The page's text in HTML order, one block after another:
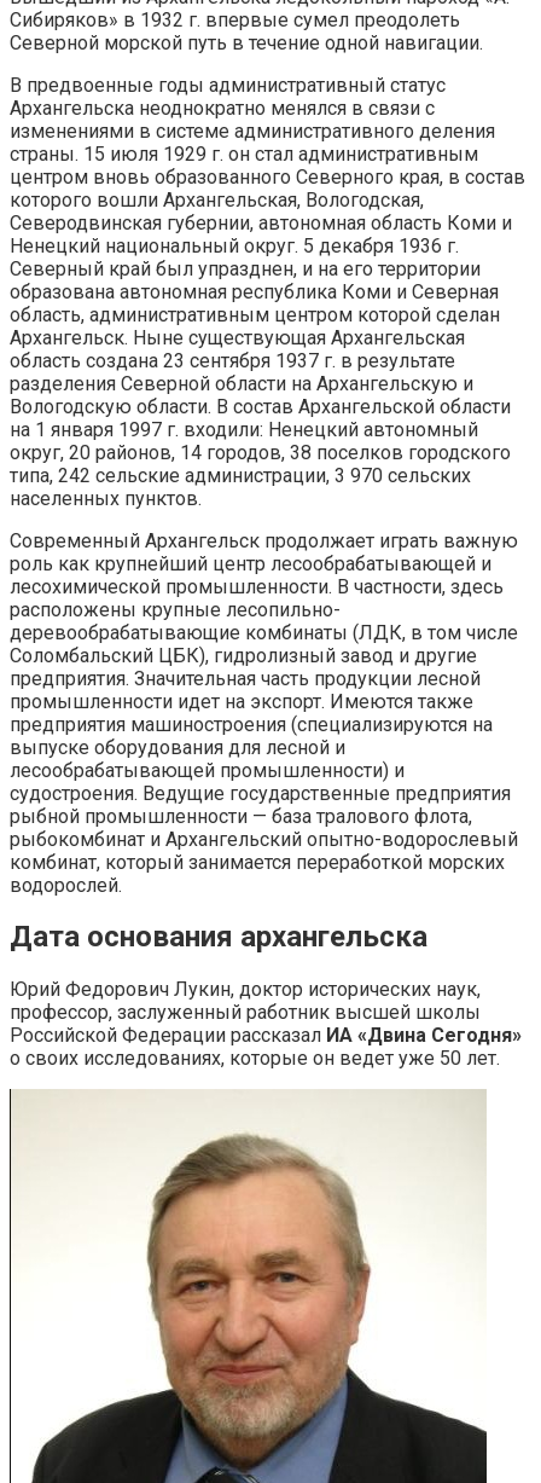
Сибиряков» в 1932 г. впервые сумел преодолеть
Северной морской путь в течение одной навигации.
В предвоенные годы административный статус
Архангельска неоднократно менялся в связи с
изменениями в системе административного деления
страны. 15 июля 1929 г. он стал административным
центром вновь образованного Северного края, в состав
которого вошли Архангельская, Вологодская,
Северодвинская губернии, автономная область Коми и
Ненецкий национальный округ. 5 декабря 1936 г.
Северный край был упразднен, и на его территории
образована автономная республика Коми и Северная
область, административным центром которой сделан
Архангельск. Ныне существующая Архангельская
область создана 23 сентября 1937 г. в результате
разделения Северной области на Архангельскую и
Вологодскую области. В состав Архангельской области
на 1 января 1997 г. входили: Ненецкий автономный
округ, 20 районов, 14 городов, 38 поселков городского
типа, 242 сельские администрации, 3 970 сельских
населенных пунктов.
Современный Архангельск продолжает играть важную
роль как крупнейший центр лесообрабатывающей и
лесохимической промышленности. В частности, здесь
расположены крупные лесопильно-
деревообрабатывающие комбинаты (ЛДК, в том числе
Соломбальский ЦБК), гидролизный завод и другие
предприятия. Значительная часть продукции лесной
промышленности идет на экспорт. Имеются также
предприятия машиностроения (специализируются на
выпуске оборудования для лесной и
лесообрабатывающей промышленности) и
судостроения. Ведущие государственные предприятия
рыбной промышленности — база тралового флота,
рыбокомбинат и Архангельский опытно-водорослевый
комбинат, который занимается переработкой морских
водорослей.
Дата основания архангельска
Юрий Федорович Лукин, доктор исторических наук,
профессор, заслуженный работник высшей школы
Российской Федерации рассказал ИА «Двина Сегодня»
о своих исследованиях, которые он ведет уже 50 лет.